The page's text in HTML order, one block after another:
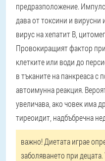
предразположение.
дава от токсини и вирусни
вирус на хепатит В,
Провокиращият фактор
клетките или води до
в тъканите на панкреаса с
автоимунна реакция.
увеличава, ако човек има
тиреоидит, надбъбречна
важно! Диетата играе
заболяването при